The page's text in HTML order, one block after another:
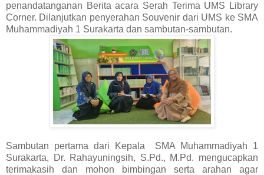
penandatanganan Berita acara Serah Terima UMS Library
Corner. Dilanjutkan penyerahan Souvenir dari UMS ke SMA
Muhammadiyah 1 Surakarta dan sambutan-sambutan.
Sambutan pertama dari Kepala SMA Muhammadiyah 1
Surakarta, Dr. Rahayuningsih, S.Pd., M.Pd. mengucapkan
terimakasih dan mohon bimbingan serta arahan agar